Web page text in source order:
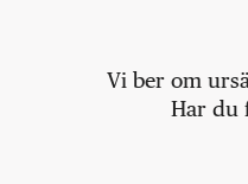
Vi ber om
Har du